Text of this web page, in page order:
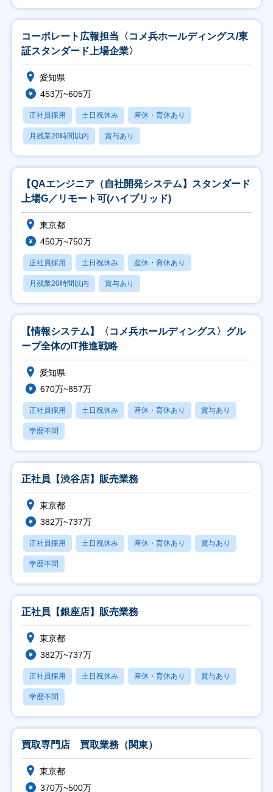
コーポレート広報担当〈コメ兵ホールディングス/東
証スタンダード上場企業〉
愛知県
453万~605万
正社員採用 土日祝休み 産休・育休あり
月残業20時間以内 賞与あり
【QAエンジニア（自社開発システム】スタンダード
上場G／リモート可(ハイブリッド)
東京都
450万~750万
正社員採用 土日祝休み 産休・育休あり
月残業20時間以内 賞与あり
【情報システム】〈コメ兵ホールディングス〉グル
ープ全体のIT推進戦略
愛知県
670万~857万
正社員採用 土日祝休み 産休・育休あり 賞与あり
学歴不問
正社員【渋谷店】販売業務
東京都
382万~737万
正社員採用 土日祝休み 産休・育休あり 賞与あり
学歴不問
正社員【銀座店】販売業務
東京都
382万~737万
正社員採用 土日祝休み 産休・育休あり 賞与あり
学歴不問
買取専門店 買取業務（関東）
東京都
370万~500万